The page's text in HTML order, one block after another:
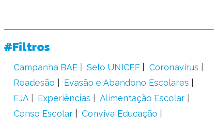
#Filtros
Campanha BAE Selo UNICEF
Coronavírus
Readesão
Evasão e Abandono Escolares
EJA
Experiências
Alimentação Escolar
Censo Escolar
Conviva Educação